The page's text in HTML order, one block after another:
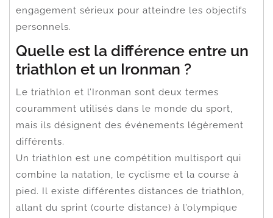
engagement sérieux pour atteindre les objectifs
personnels.
Quelle est la différence entre un
triathlon et un Ironman ?
Le triathlon et l’Ironman sont deux termes
couramment utilisés dans le monde du sport,
mais ils désignent des événements légèrement
différents.
Un triathlon est une compétition multisport qui
combine la natation, le cyclisme et la course à
pied. Il existe différentes distances de triathlon,
allant du sprint (courte distance) à l’olympique